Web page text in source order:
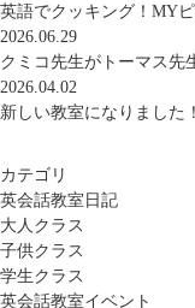
英語でクッキング！MY
2026.06.29
クミコ先生がトーマス先
2026.04.02
新しい教室になりました！
カテゴリ
英会話教室日記
大人クラス
子供クラス
学生クラス
英会話教室イベント